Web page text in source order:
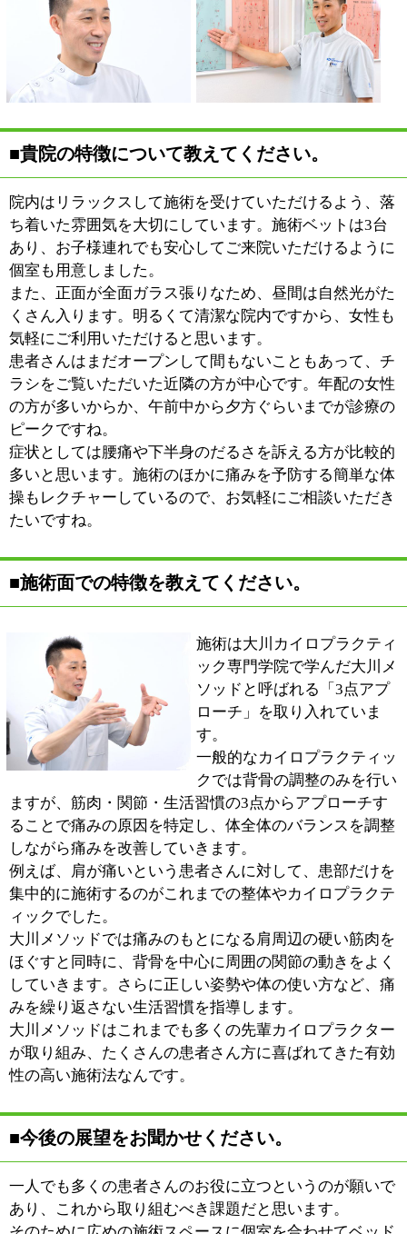
ック専門学院で学んだ大川メ
ソッドと呼ばれる「3点アプ
ローチ」を取り入れていま
一般的なカイロプラクティッ
クでは背骨の調整のみを行い
例えば、肩が痛いという患者さんに対して、患部だけを
大川メソッドでは痛みのもとになる肩周辺の硬い筋肉を
ほぐすと同時に、背骨を中心に周囲の関節の動きをよく
していきます。さらに正しい姿勢や体の使い方など、痛
みを繰り返さない生活習慣を指導します。
大川メソッドはこれまでも多くの先輩カイロプラクター
が取り組み、たくさんの患者さん方に喜ばれてきた有効
性の高い施術法なんです。
■今後の展望をお聞かせください。
一人でも多くの患者さんのお役に立つというのが願いで
あり、これから取り組むべき課題だと思います。
そのために広めの施術スペースに個室を合わせてベッド
を4台用意しました。このベッドが常に満員になるぐら
い患者さんに来ていただければ、それだけ多くの方のお
役に立てるということですから。これからもっといろん
な方に当院のことを知っていただけるよう頑張りたいと
思います。
そういえば先日、施術が終わった患者さんが「この整体
院いいわよ」と、どなたかに電話で話してらっしゃるの
さん一人ひとりとしっかり向き合えば、自然と多くの方
にご利用いただけるようになると思ってます。
腰痛や肩こりは、生活習慣による姿勢や動きのクセが原
因で発症する場合があります。当院では施術に入る前に
カウンセリングを行い、全身が映る鏡を使って姿勢のチ
ェックなどを行います。
生活習慣を少し変えるだけで予防できることもたくさん
あります。ぜひ一緒に痛みの原因をみつけましょう。
少しでも地域の皆さんが健康な生活を送れるようにカイ
ロプラクティックの技術を通して貢献できればと思って
います。
どんな些細な症状でも結構です。ぜひお気軽にご相談く
ださい。心身ともにリラックスできる施術を心がけて、
痛みの改善に取り組みます。
※上記記事は2013.2に取材したものです。
情報時間の経過による変化などがございます事をご了承
ください。
このページの先頭へ
江戸川区時間 江東区時間 墨田区時間
表示： PC | モバイル